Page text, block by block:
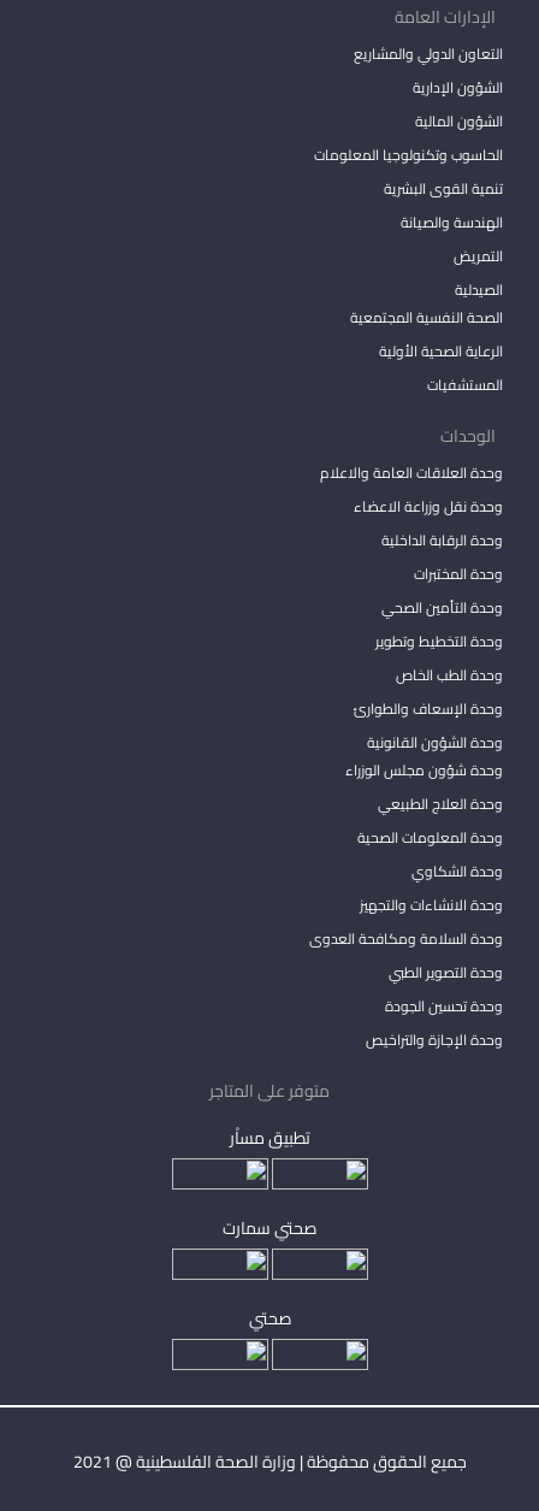
الإدارات العامة
التعاون الدولي والمشاريع
الشؤون الإدارية
الشؤون المالية
الحاسوب وتكنولوجيا المعلومات
تنمية القوى البشرية
الهندسة والصيانة
التمريض
الصيدلية
الصحة النفسية المجتمعية
الرعاية الصحية الأولية
المستشفيات
الوحدات
وحدة العلاقات العامة والاعلام
وحدة نقل وزراعة الاعضاء
وحدة الرقابة الداخلية
وحدة المختبرات
وحدة التأمين الصحي
وحدة التخطيط وتطوير
وحدة الطب الخاص
وحدة الإسعاف والطوارئ
وحدة الشؤون القانونية
وحدة شؤون مجلس الوزراء
وحدة العلاج الطبيعي
وحدة المعلومات الصحية
وحدة الشكاوي
وحدة الانشاءات والتجهيز
وحدة السلامة ومكافحة العدوى
وحدة التصوير الطبي
وحدة تحسين الجودة
وحدة الإجازة والتراخيص
متوفر على المتاجر
تطبيق مساْر
صحتي سمارت
صحتي
جميع الحقوق محفوظة | وزارة الصحة الفلسطينية @ 2021